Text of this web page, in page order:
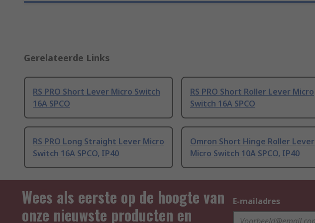
Gerelateerde Links
RS PRO Short Lever Micro Switch
16A SPCO
RS PRO Short Roller Lever Micro
Switch 16A SPCO
RS PRO Long Straight Lever Micro
Switch 16A SPCO, IP40
Omron Short Hinge Roller Lever
Micro Switch 10A SPCO, IP40
Wees als eerste op de hoogte van
onze nieuwste producten en
E-mailadres